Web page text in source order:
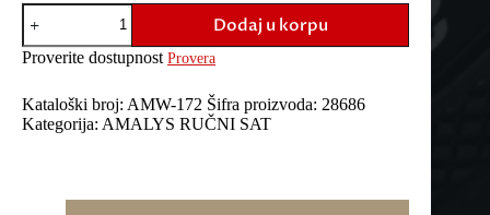
AMALYS
RUČNI
SAT
količina
Dodaj u korpu
Proverite dostupnost Provera
Kataloški broj: AMW-172 Šifra proizvoda: 28686
Kategorija: AMALYS RUČNI SAT